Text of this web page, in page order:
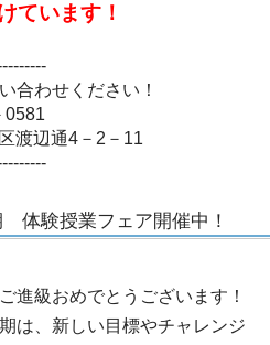
ています！
合わせください！
渡辺通4－2－11
体験授業フェア開催中！
進級おめでとうございます！
は、新しい目標やチャレンジ